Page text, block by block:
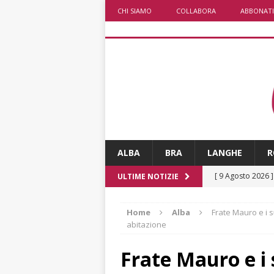
CHI SIAMO COLLABORA ABBONATI
ALBA BRA LANGHE
ULTIME NOTIZIE [ 9 Agosto 2026 ]
rotonda al Gallo
fiducia dei clienti
Home Alba
Frate Mauro e i
abitazione
Frate Mauro e i